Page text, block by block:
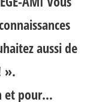
aussi de
».
et pour…